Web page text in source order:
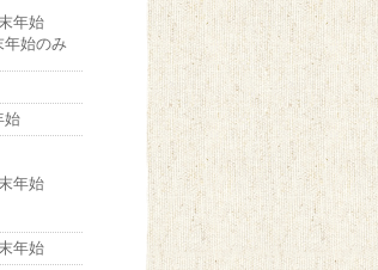
年始
年始のみ
始
年始
年始